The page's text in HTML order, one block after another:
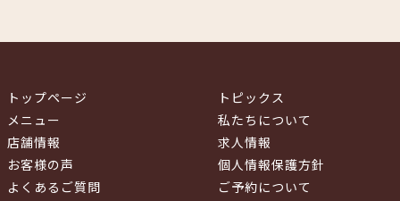
トップページ
メニュー
店舗情報
お客様の声
よくあるご質問
トピックス
私たちについて
求人情報
個人情報保護方針
ご予約について